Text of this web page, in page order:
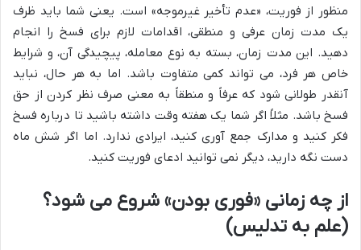
منظور از فوریت، «عدم تأخیر غیرموجه» است. یعنی شما باید ظرف
یک مدت زمان عرفی و منطقی، اقدامات لازم برای فسخ را انجام
دهید. این مدت زمان، بسته به نوع معامله، پیچیدگی آن، و شرایط
خاص هر فرد، می تواند کمی متفاوت باشد. اما به هر حال، نباید
آنقدر طولانی شود که عرفاً و منطقاً به معنی صرف نظر کردن از حق
فسخ باشد. مثلاً اگر شما یک هفته وقت داشته باشید تا درباره فسخ
فکر کنید و مدارک جمع آوری کنید، ایرادی ندارد. اما اگر شش ماه
دست نگه دارید، دیگر نمی توانید ادعای فوریت کنید.
از چه زمانی «فوری بودن» شروع می شود؟
(علم به تدلیس)